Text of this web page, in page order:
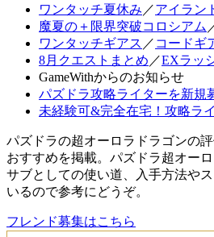
ワンタッチ夏休み ／アイラン
魔夏の＋限界突破コロシアム
ワンタッチギアス ／ コードギ
8月クエストまとめ ／EXラッ
GameWithからのお知らせ
パズドラ攻略ライターを新規
未経験可&完全在宅！攻略ラ
パズドラの超オーロラドラゴンの
おすすめを掲載。パズドラ超オー
サブとしての使い道、入手方法や
いるので参考にどうぞ。
フレンド募集はこちら